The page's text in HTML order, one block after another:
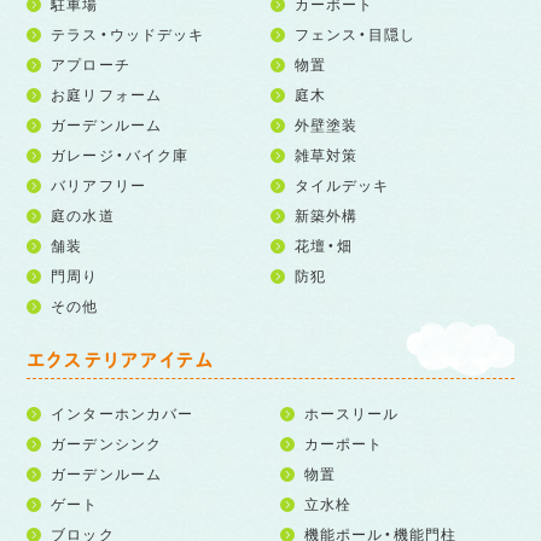
テラス・ウッドデッキ
フェンス・目隠し
アプローチ
物置
お庭リフォーム
庭木
ガーデンルーム
外壁塗装
ガレージ・バイク庫
雑草対策
バリアフリー
タイルデッキ
庭の水道
新築外構
舗装
花壇・畑
門周り
防犯
その他
エクステリアアイテム
インターホンカバー
ホースリール
ガーデンシンク
カーポート
ガーデンルーム
物置
ゲート
立水栓
ブロック
機能ポール・機能門柱